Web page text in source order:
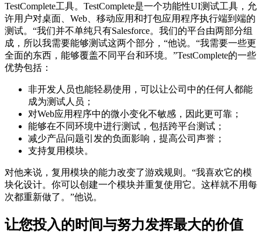
TestComplete工具。TestComplete是一个功能性UI测试工具，允
许用户对桌面、Web、移动应用和打包应用程序执行端到端的
测试。“我们并不单纯只有Salesforce。我们的平台由两部分组
成，所以我需要能够测试这两个部分，“他说。“我需要一些更
全面的东西，能够覆盖不同平台和环境。”TestComplete的一些
优势包括：
非开发人员也能轻易使用，可以让公司中的任何人都能
成为测试人员；
对Web应用程序中的微小变化不敏感，因此更可靠；
能够在不同环境中进行测试，包括跨平台测试；
减少产品问题引发的负面影响，提高公司声誉；
支持复用模块。
对他来说，复用模块的能力改变了游戏规则。“我喜欢它的模
块化设计。你可以创建一个模块并重复使用它。这样就不用每
次都重新做了。”他说。
让您投入的时间与努力发挥最大的价值